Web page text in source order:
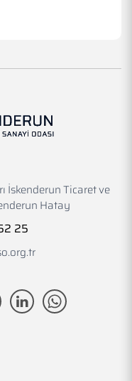
İskenderun Ticaret ve
Hatay
25